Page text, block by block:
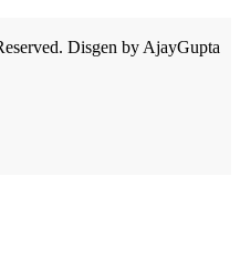
Disgen by AjayGupta